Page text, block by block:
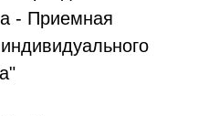
- Приемная